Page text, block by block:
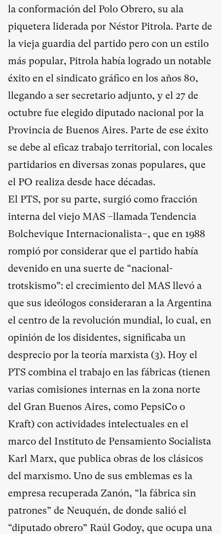
la conformación del Polo Obrero, su ala
piquetera liderada por Néstor Pitrola. Parte de
la vieja guardia del partido pero con un estilo
más popular, Pitrola había logrado un notable
éxito en el sindicato gráfico en los años 80,
llegando a ser secretario adjunto, y el 27 de
octubre fue elegido diputado nacional por la
Provincia de Buenos Aires. Parte de ese éxito
se debe al eficaz trabajo territorial, con locales
partidarios en diversas zonas populares, que
el PO realiza desde hace décadas.
El PTS, por su parte, surgió como fracción
interna del viejo MAS –llamada Tendencia
Bolchevique Internacionalista–, que en 1988
rompió por considerar que el partido había
devenido en una suerte de “nacional-
trotskismo”: el crecimiento del MAS llevó a
que sus ideólogos consideraran a la Argentina
el centro de la revolución mundial, lo cual, en
opinión de los disidentes, significaba un
desprecio por la teoría marxista (3). Hoy el
PTS combina el trabajo en las fábricas (tienen
varias comisiones internas en la zona norte
del Gran Buenos Aires, como PepsiCo o
Kraft) con actividades intelectuales en el
marco del Instituto de Pensamiento Socialista
Karl Marx, que publica obras de los clásicos
del marxismo. Uno de sus emblemas es la
empresa recuperada Zanón, “la fábrica sin
patrones” de Neuquén, de donde salió el
“diputado obrero” Raúl Godoy, que ocupa una